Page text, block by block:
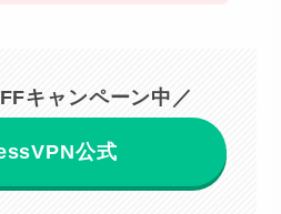
キャンペーン中／
公式